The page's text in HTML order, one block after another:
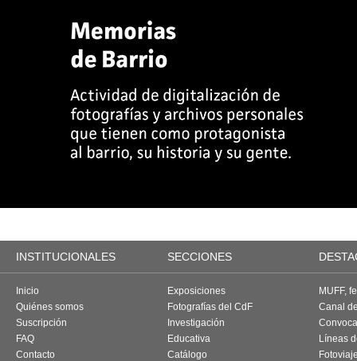
INSTITUCIONALES SECCIONES
Inicio
Quiénes somos
Suscripción
FAQ
Contacto
Exposiciones
Fotografías del CdF
Investigación
Educativa
Catálogo
MUFF,
Canal
Líneas